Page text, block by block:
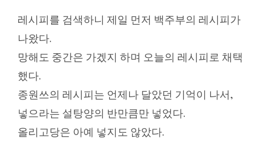
레시피를 검색하니 제일 먼저 백주부의 레시피가
나왔다.
망해도 중간은 가겠지 하며 오늘의 레시피로 채택
했다.
종원쓰의 레시피는 언제나 달았던 기억이 나서,
넣으라는 설탕양의 반만큼만 넣었다.
올리고당은 아예 넣지도 않았다.